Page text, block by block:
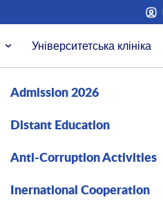
Університетська клініка
Admission 2026
Distant Education
Anti-Corruption Activities
Inernational Cooperation